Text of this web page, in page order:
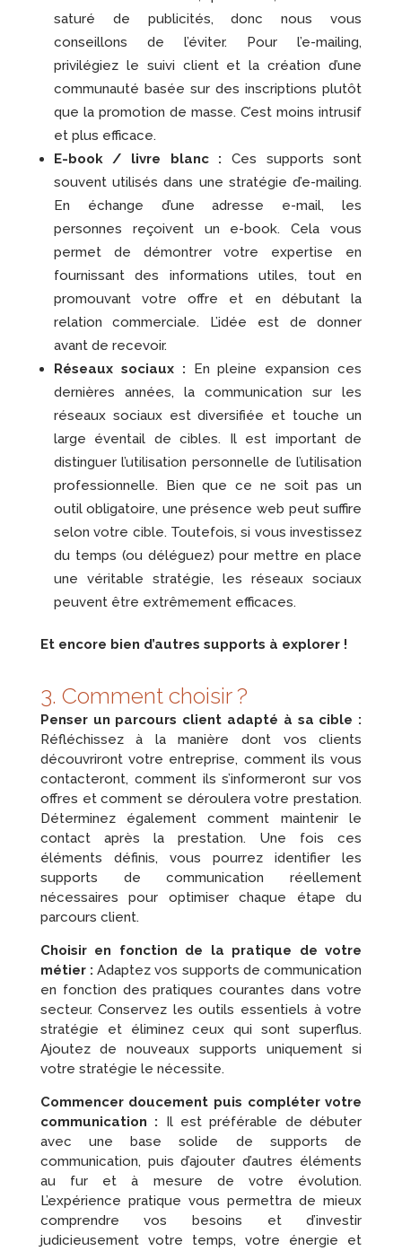
saturé de publicités, donc nous vous
conseillons de l’éviter. Pour l’e-mailing,
privilégiez le suivi client et la création d’une
communauté basée sur des inscriptions plutôt
que la promotion de masse. C’est moins intrusif
et plus efficace.
E-book / livre blanc : Ces supports sont
souvent utilisés dans une stratégie d’e-mailing.
En échange d’une adresse e-mail, les
personnes reçoivent un e-book. Cela vous
permet de démontrer votre expertise en
fournissant des informations utiles, tout en
promouvant votre offre et en débutant la
relation commerciale. L’idée est de donner
avant de recevoir.
Réseaux sociaux : En pleine expansion ces
dernières années, la communication sur les
réseaux sociaux est diversifiée et touche un
large éventail de cibles. Il est important de
distinguer l’utilisation personnelle de l’utilisation
professionnelle. Bien que ce ne soit pas un
outil obligatoire, une présence web peut suffire
selon votre cible. Toutefois, si vous investissez
du temps (ou déléguez) pour mettre en place
une véritable stratégie, les réseaux sociaux
peuvent être extrêmement efficaces.
Et encore bien d’autres supports à explorer !
3. Comment choisir ?
Penser un parcours client adapté à sa cible :
Réfléchissez à la manière dont vos clients
découvriront votre entreprise, comment ils vous
contacteront, comment ils s’informeront sur vos
offres et comment se déroulera votre prestation.
Déterminez également comment maintenir le
contact après la prestation. Une fois ces
éléments définis, vous pourrez identifier les
supports de communication réellement
nécessaires pour optimiser chaque étape du
parcours client.
Choisir en fonction de la pratique de votre
métier :Adaptez vos supports de communication
en fonction des pratiques courantes dans votre
secteur. Conservez les outils essentiels à votre
stratégie et éliminez ceux qui sont superflus.
Ajoutez de nouveaux supports uniquement si
votre stratégie le nécessite.
Commencer doucement puis compléter votre
communication : Il est préférable de débuter
avec une base solide de supports de
communication, puis d’ajouter d’autres éléments
au fur et à mesure de votre évolution.
L’expérience pratique vous permettra de mieux
comprendre vos besoins et d’investir
judicieusement votre temps, votre énergie et